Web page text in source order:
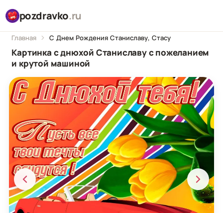
pozdravko.ru
Главная С Днем Рождения Станиславу, Стасу
Картинка с днюхой Станиславу с пожеланием
и крутой машиной